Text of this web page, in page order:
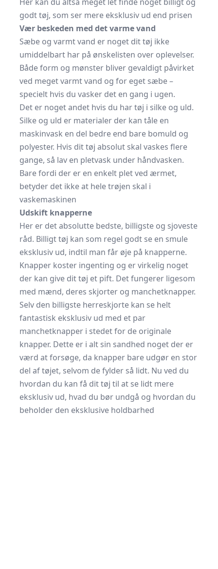
godt tøj, som ser mere eksklusiv ud end prisen
Vær beskeden med det varme vand
Sæbe og varmt vand er noget dit tøj ikke
umiddelbart har på ønskelisten over oplevelser.
Både form og mønster bliver gevaldigt påvirket
ved meget varmt vand og for eget sæbe –
specielt hvis du vasker det en gang i ugen.
Det er noget andet hvis du har tøj i silke og uld.
Silke og uld er materialer der kan tåle en
maskinvask en del bedre end bare bomuld og
polyester. Hvis dit tøj absolut skal vaskes flere
gange, så lav en pletvask under håndvasken.
Bare fordi der er en enkelt plet ved ærmet,
betyder det ikke at hele trøjen skal i
vaskemaskinen
Udskift knapperne
Her er det absolutte bedste, billigste og sjoveste
råd. Billigt tøj kan som regel godt se en smule
eksklusiv ud, indtil man får øje på knapperne.
Knapper koster ingenting og er virkelig noget
der kan give dit tøj et pift. Det fungerer ligesom
med mænd, deres skjorter og manchetknapper.
Selv den billigste herreskjorte kan se helt
fantastisk eksklusiv ud med et par
manchetknapper i stedet for de originale
knapper. Dette er i alt sin sandhed noget der er
værd at forsøge, da knapper bare udgør en stor
del af tøjet, selvom de fylder så lidt. Nu ved du
hvordan du kan få dit tøj til at se lidt mere
eksklusiv ud, hvad du bør undgå og hvordan du
beholder den eksklusive holdbarhed